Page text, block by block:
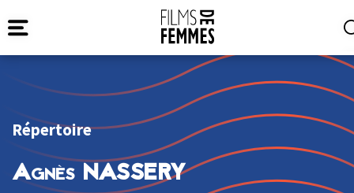
Répertoire
Agnès NASSERY